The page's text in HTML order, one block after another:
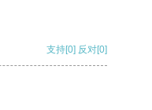
支持[0] 反对[0]